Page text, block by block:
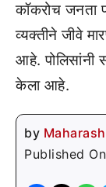
कॉकरोच जनता
व्यक्तीने जीवे
आहे. पोलिसांनी
केला आहे.
by
Published